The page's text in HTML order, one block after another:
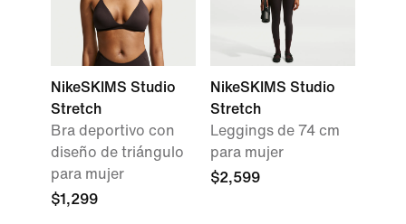
NikeSKIMS Studio
Stretch
Bra deportivo con
diseño de triángulo
para mujer
$1,299
NikeSKIMS Studio
Stretch
Leggings de 74 cm
para mujer
$2,599